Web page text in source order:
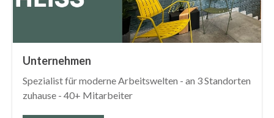
Unternehmen
Spezialist für moderne Arbeitswelten - an 3 Standorten
zuhause - 40+ Mitarbeiter